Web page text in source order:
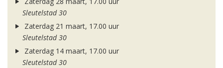
Sleutelstad 30
Zaterdag 21 maart, 17.00 uur
Sleutelstad 30
Zaterdag 14 maart, 17.00 uur
Sleutelstad 30